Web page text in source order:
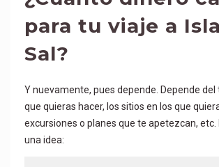
para tu viaje a
Sal?
Y nuevamente, pues depende. Depende del
que quieras hacer, los sitios en los que
excursiones o planes que te apetezcan, etc.
una idea: